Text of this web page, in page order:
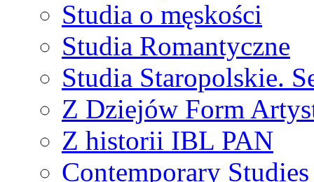
Studia o męskości
Studia Romantyczne
Studia Staropolskie.
Z Dziejów Form
Z historii IBL PAN
Contemporary